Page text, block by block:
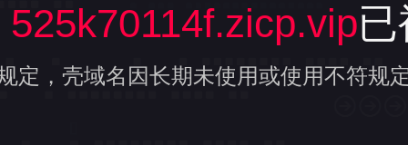
525k70114f.zicp.vip
定，壳域名因长期未使用或使用不符规